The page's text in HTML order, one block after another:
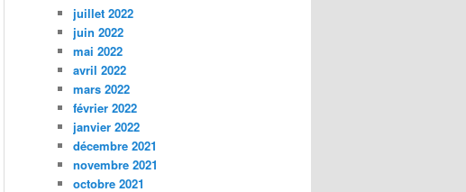
juillet 2022
juin 2022
mai 2022
avril 2022
mars 2022
février 2022
janvier 2022
décembre 2021
novembre 2021
octobre 2021